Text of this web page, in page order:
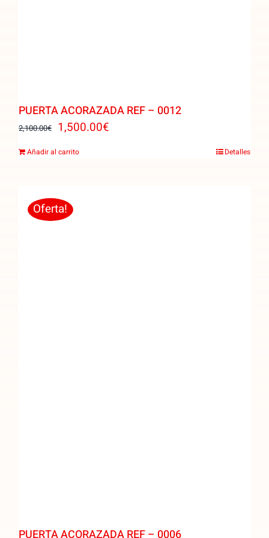
PUERTA ACORAZADA REF – 0012
2,100.00€ El
precio
2,100.00€.
1,500.00€El
Añadir al carrito Detalles
Oferta!
PUERTA ACORAZADA REF – 0006